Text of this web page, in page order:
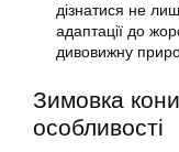
дізнатися не
адаптації до
дивовижну
Зимовка
особливості